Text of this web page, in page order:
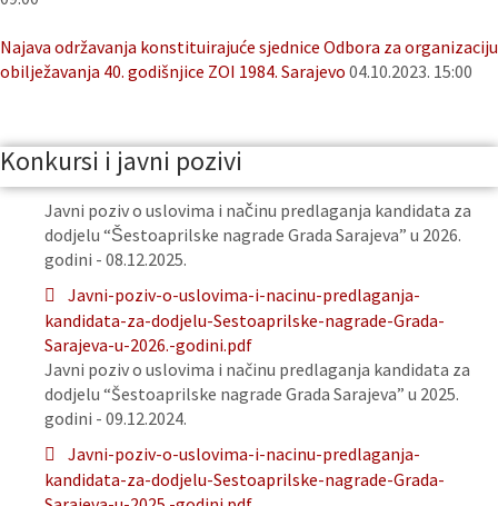
Najava održavanja konstituirajuće sjednice Odbora za organizaciju
obilježavanja 40. godišnjice ZOI 1984. Sarajevo 04.10.2023. 15:00
Konkursi i javni pozivi
Javni poziv o uslovima i načinu predlaganja kandidata za
dodjelu “Šestoaprilske nagrade Grada Sarajeva” u 2026.
godini - 08.12.2025.
Javni-poziv-o-uslovima-i-nacinu-predlaganja-
kandidata-za-dodjelu-Sestoaprilske-nagrade-Grada-
Sarajeva-u-2026.-godini.pdf
Javni poziv o uslovima i načinu predlaganja kandidata za
dodjelu “Šestoaprilske nagrade Grada Sarajeva” u 2025.
godini - 09.12.2024.
Javni-poziv-o-uslovima-i-nacinu-predlaganja-
kandidata-za-dodjelu-Sestoaprilske-nagrade-Grada-